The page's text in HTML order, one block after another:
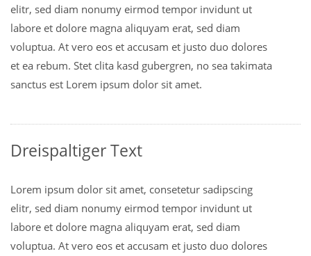
elitr, sed diam nonumy eirmod tempor invidunt ut
labore et dolore magna aliquyam erat, sed diam
voluptua. At vero eos et accusam et justo duo dolores
et ea rebum. Stet clita kasd gubergren, no sea takimata
sanctus est Lorem ipsum dolor sit amet.
Dreispaltiger Text
Lorem ipsum dolor sit amet, consetetur sadipscing
elitr, sed diam nonumy eirmod tempor invidunt ut
labore et dolore magna aliquyam erat, sed diam
voluptua. At vero eos et accusam et justo duo dolores